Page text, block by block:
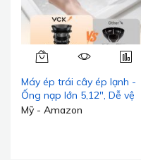
Máy ép trái cây ép lạnh -
Ống nạp lớn 5,12", Dễ vệ
sinh, Máy ép chậm giúp giữ
Mỹ - Amazon